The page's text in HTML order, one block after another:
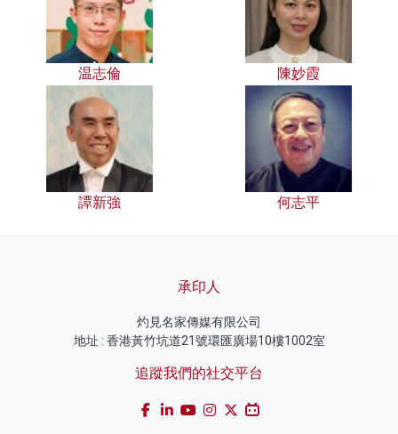
温志倫 陳妙霞
譚新強 何志平
承印人
灼見名家傳媒有限公司
地址 : 香港黃竹坑道21號環匯廣場10樓1002室
追蹤我們的社交平台